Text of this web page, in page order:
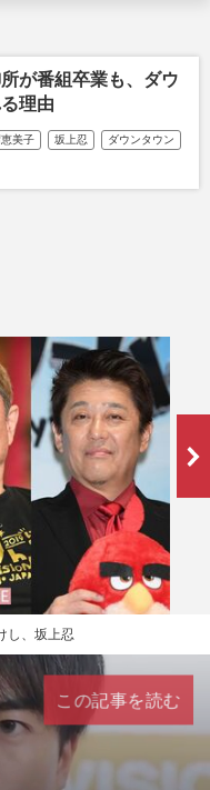
が番組卒業も、ダウ
理由
恵美子 坂上忍 ダウンタウン
し、坂上忍
この記事を読む